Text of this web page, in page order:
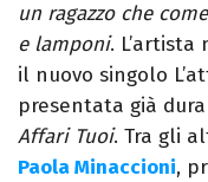
un ragazzo che
e lamponi.
il nuovo singolo
presentata già
Affari Tuoi. Tra gli
Paola Minaccioni,